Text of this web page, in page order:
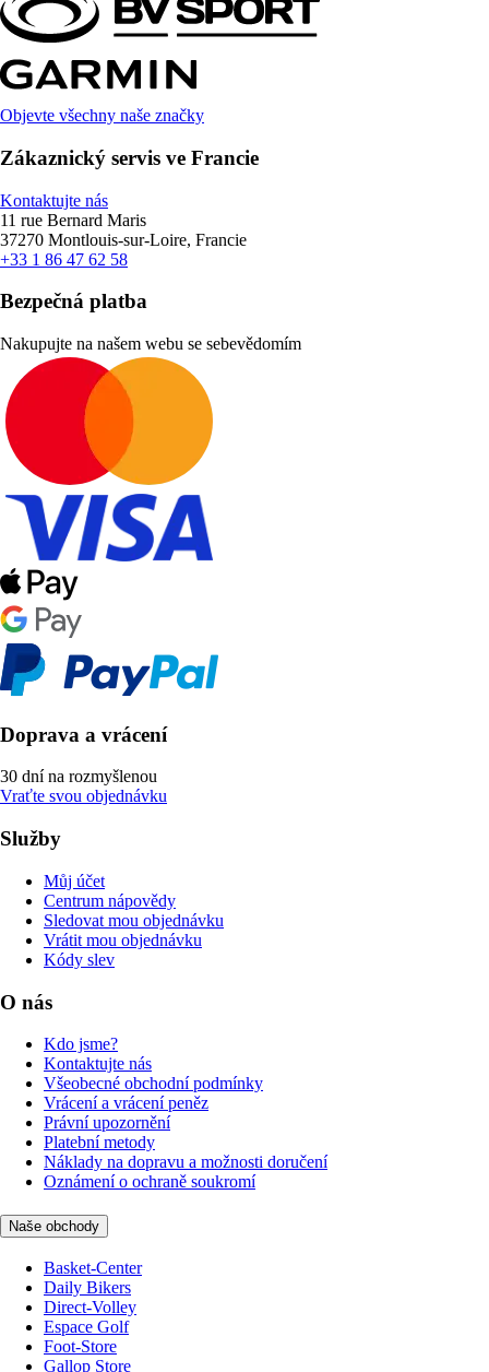
Objevte všechny naše značky
Zákaznický servis ve Francie
Kontaktujte nás
11 rue Bernard Maris
37270 Montlouis-sur-Loire, Francie
+33 1 86 47 62 58
Bezpečná platba
Nakupujte na našem webu se sebevědomím
Doprava a vrácení
30 dní na rozmyšlenou
Vraťte svou objednávku
Služby
Můj účet
Centrum nápovědy
Sledovat mou objednávku
Vrátit mou objednávku
Kódy slev
O nás
Kdo jsme?
Kontaktujte nás
Všeobecné obchodní podmínky
Vrácení a vrácení peněz
Právní upozornění
Platební metody
Náklady na dopravu a možnosti doručení
Oznámení o ochraně soukromí
Naše obchody
Basket-Center
Daily Bikers
Direct-Volley
Espace Golf
Foot-Store
Gallop Store